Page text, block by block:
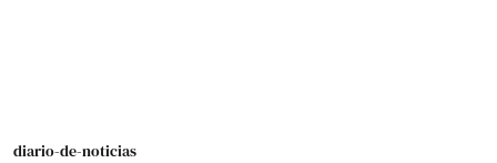
diario-de-noticias